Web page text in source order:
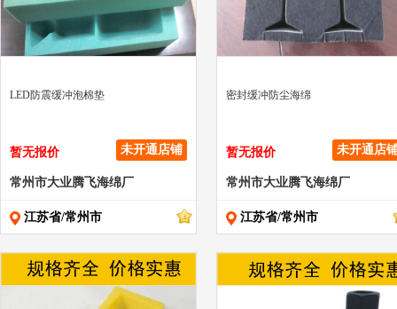
LED防震缓冲泡棉垫
暂无报价 未开通店铺
常州市大业腾飞海绵厂
江苏省/常州市
密封缓冲防尘海绵
暂无报价 未开通店
常州市大业腾飞海绵厂
江苏省/常州市